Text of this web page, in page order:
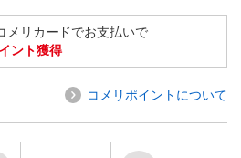
メリカードでお支払いで
ント獲得
コメリポイントについて